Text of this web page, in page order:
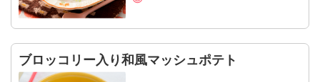
ブロッコリー入り和風マッシュポテト